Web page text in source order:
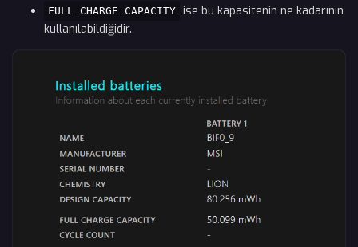
FULL CHARGE CAPACITY ise bu kapasitenin ne kadarının
kullanılabildiğidir.